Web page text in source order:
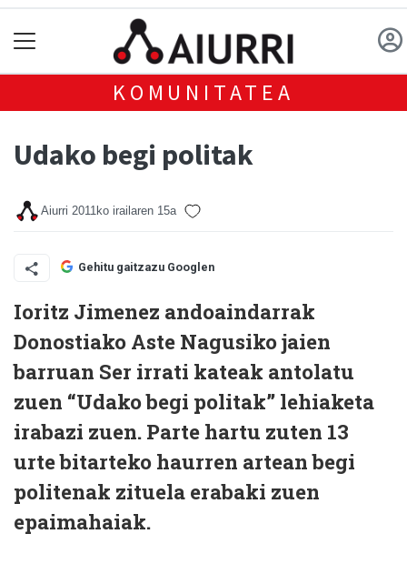
KOMUNITATEA
Udako begi politak
Aiurri 2011ko irailaren 15a
Gehitu gaitzazu Googlen
Ioritz Jimenez andoaindarrak
Donostiako Aste Nagusiko jaien
barruan Ser irrati kateak antolatu
zuen “Udako begi politak” lehiaketa
irabazi zuen. Parte hartu zuten 13
urte bitarteko haurren artean begi
politenak zituela erabaki zuen
epaimahaiak.